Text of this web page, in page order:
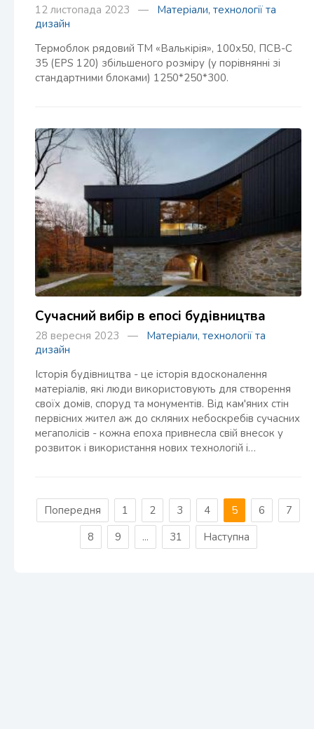
12 листопада 2023 — Матеріали, технології та
дизайн
Термоблок рядовий ТМ «Валькірія», 100х50, ПСВ-С
35 (EPS 120) збільшеного розміру (у порівнянні зі
стандартними блоками) 1250*250*300.
Сучасний вибір в епосі будівництва
28 вересня 2023 — Матеріали, технології та
дизайн
Історія будівництва - це історія вдосконалення
матеріалів, які люди використовують для створення
своїх домів, споруд та монументів. Від кам'яних стін
первісних жител аж до скляних небоскребів сучасних
мегаполісів - кожна епоха привнесла свій внесок у
розвиток і використання нових технологій і…
Попередня 1 2 3 4 5 6
7
8
9 ... 31 Наступна